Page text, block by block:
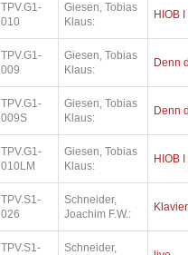
TPV.G1-
010
Giesen, Tobias
Klaus:
HIOB I
TPV.G1-
009
Giesen, Tobias
Klaus:
Denn
TPV.G1-
009S
Giesen, Tobias
Klaus:
Denn
TPV.G1-
010LM
Giesen, Tobias
Klaus:
HIOB I
TPV.S1-
026
Schneider,
Joachim F.W.:
TPV.S1-
Schneider,